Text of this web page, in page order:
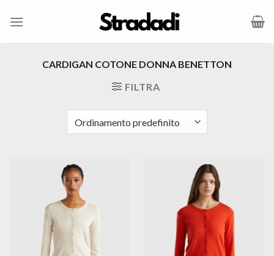
CARDIGAN COTONE DONNA BENETTON
FILTRA